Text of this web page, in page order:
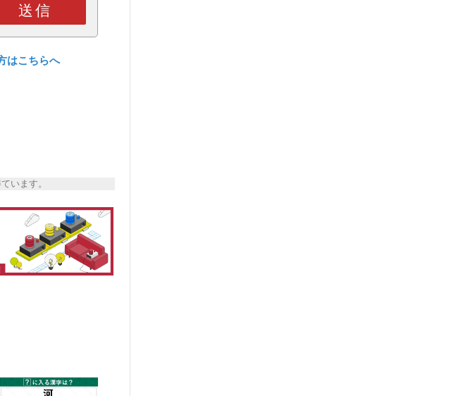
送信
はこちらへ
います。